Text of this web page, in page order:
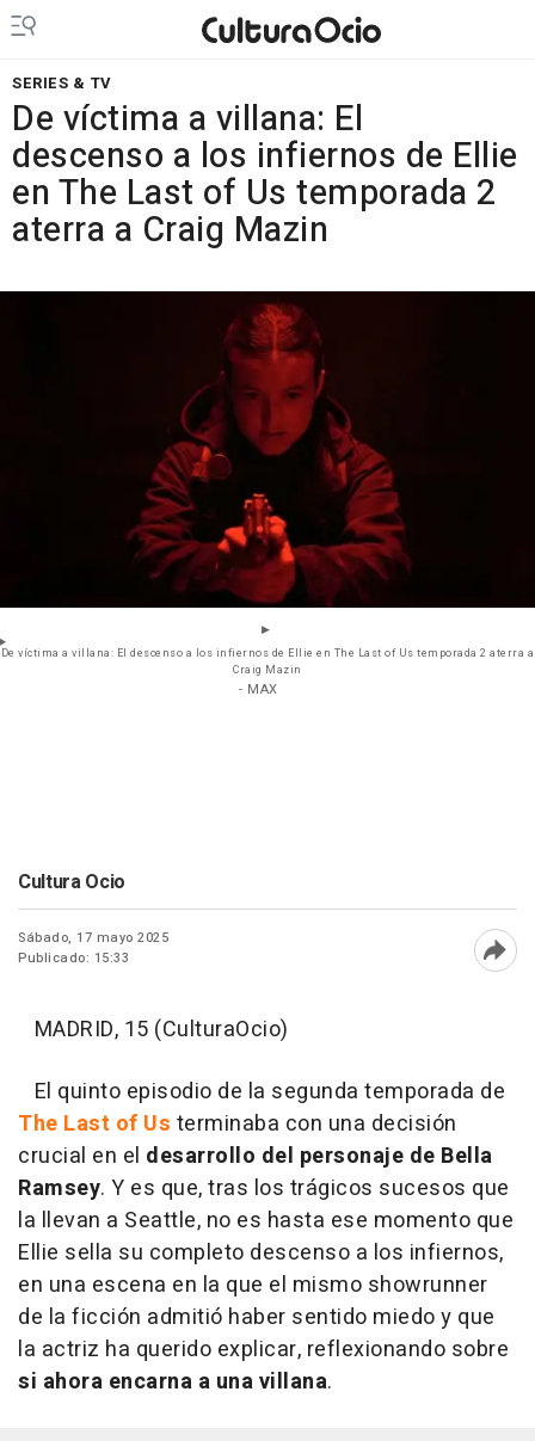
SERIES & TV
De víctima a villana: El
descenso a los infiernos de Ellie
en The Last of Us temporada 2
aterra a Craig Mazin
De víctima a villana: El descenso a los infiernos de Ellie en The Last of Us temporada 2 aterra a
Craig Mazin
- MAX
Cultura Ocio
Sábado, 17 mayo 2025
Publicado: 15:33
MADRID, 15 (CulturaOcio)
El quinto episodio de la segunda temporada de
The Last of Us terminaba con una decisión
crucial en el desarrollo del personaje de Bella
Ramsey. Y es que, tras los trágicos sucesos que
la llevan a Seattle, no es hasta ese momento que
Ellie sella su completo descenso a los infiernos,
en una escena en la que el mismo showrunner
de la ficción admitió haber sentido miedo y que
la actriz ha querido explicar, reflexionando sobre
si ahora encarna a una villana.